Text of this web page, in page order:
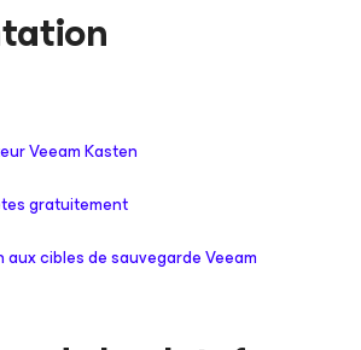
Veeam Kasten
gratuitement
aux cibles de sauvegarde Veeam